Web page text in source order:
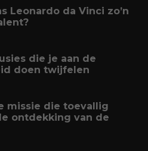
Leonardo da Vinci zo’n
die je aan de
doen twijfelen
missie die toevallig
ontdekking van de